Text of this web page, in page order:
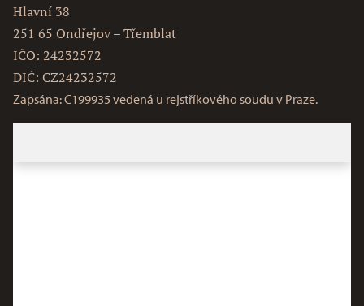
Hlavní 38
251 65 Ondřejov – Třemblat
IČO: 24232572
DIČ: CZ24232572
Zapsána: C199935 vedená u rejstříkového soudu v Praze.